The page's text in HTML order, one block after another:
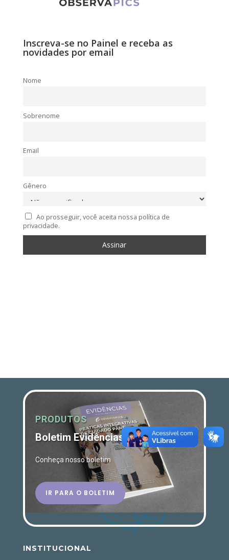
Inscreva-se no Painel e receba as
novidades por email
Nome
Sobrenome
Email
Gênero
Ao prosseguir, você aceita nossa política de
privacidade.
PRODUTOS
Boletim Evidências
Conheça nosso boletim
IR PARA O BOLETIM
INSTITUCIONAL